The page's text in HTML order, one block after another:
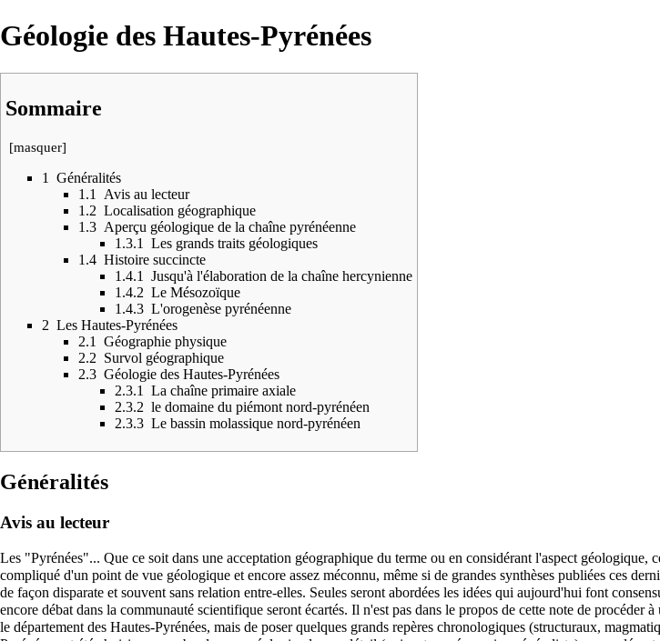
Géologie des Hautes-Pyrénées
Sommaire
[masquer]
1
Généralités
1.1
Avis au lecteur
1.2 Localisation géographique
1.3 Aperçu géologique de la chaîne pyrénéenne
1.3.1
Les grands traits géologiques
1.4 Histoire succincte
1.4.1
Jusqu'à l'élaboration de la chaîne hercynienne
1.4.2 Le Mésozoïque
1.4.3 L'orogenèse pyrénéenne
2 Les Hautes-Pyrénées
2.1
Géographie physique
2.2 Survol géographique
2.3 Géologie des Hautes-Pyrénées
2.3.1
La chaîne primaire axiale
2.3.2 le domaine du piémont nord-pyrénéen
2.3.3 Le bassin molassique nord-pyrénéen
Généralités
Avis au lecteur
Les "Pyrénées"... Que ce soit dans une acceptation géographique du terme ou en considérant l'aspect
compliqué d'un point de vue géologique et encore assez méconnu, même si de grandes synthèses publiées ces
de façon disparate et souvent sans relation entre-elles. Seules seront abordées les idées qui aujourd'hui font
encore débat dans la communauté scientifique seront écartés. Il n'est pas dans le propos de cette note de
le département des Hautes-Pyrénées, mais de poser quelques grands repères chronologiques (structuraux,